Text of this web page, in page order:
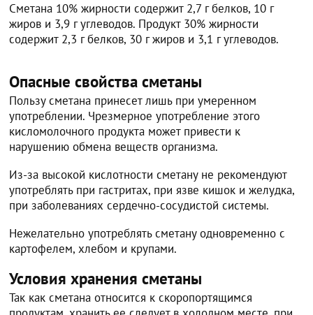
Сметана 10% жирности содержит 2,7 г белков, 10 г
жиров и 3,9 г углеводов. Продукт 30% жирности
содержит 2,3 г белков, 30 г жиров и 3,1 г углеводов.
Опасные свойства сметаны
Пользу сметана принесет лишь при умеренном
употреблении. Чрезмерное употребление этого
кисломолочного продукта может привести к
нарушению обмена веществ организма.
Из-за высокой кислотности сметану не рекомендуют
употреблять при гастритах, при язве кишок и желудка,
при заболеваниях сердечно-сосудистой системы.
Нежелательно употреблять сметану одновременно с
картофелем, хлебом и крупами.
Условия хранения сметаны
Так как сметана относится к скоропортящимся